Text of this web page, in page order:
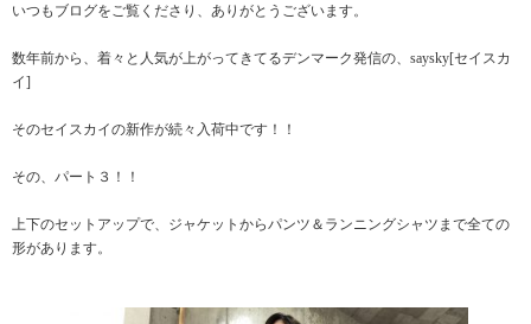
いつもブログをご覧くださり、ありがとうございます。
数年前から、着々と人気が上がってきてるデンマーク発信の、saysky[セイスカ
イ]
そのセイスカイの新作が続々入荷中です！！
その、パート３！！
上下のセットアップで、ジャケットからパンツ＆ランニングシャツまで全ての
形があります。